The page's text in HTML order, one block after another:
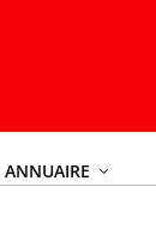
ANNUAIRE